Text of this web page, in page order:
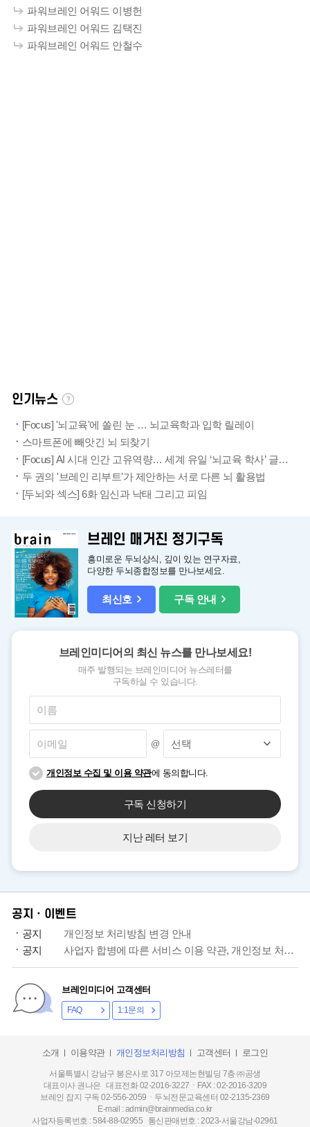
파워브레인 어워드 이병헌
파워브레인 어워드 김택진
파워브레인 어워드 안철수
인기뉴스
[Focus] '뇌교육'에 쏠린 눈 … 뇌교육학과 입학 릴레이
스마트폰에 빼앗긴 뇌 되찾기
[Focus] AI 시대 인간 고유역량… 세계 유일 ‘뇌교육 학사’ 글로벌사이버대학교 뇌교육학과 주목
두 권의 '브레인 리부트'가 제안하는 서로 다른 뇌 활용법
[두뇌와 섹스] 6화 임신과 낙태 그리고 피임
브레인 매거진 정기구독
흥미로운 두뇌상식, 깊이 있는 연구자료,
다양한 두뇌종합정보를 만나보세요.
최신호 구독 안내
브레인미디어의 최신 뉴스를 만나보세요!
매주 발행되는 브레인미디어 뉴스레터를
구독하실 수 있습니다.
@
개인정보 수집 및 이용 약관에 동의합니다.
구독 신청하기
지난 레터 보기
공지ㆍ이벤트
공지
개인정보 처리방침 변경 안내
공지
사업자 합병에 따른 서비스 이용 약관, 개인정보 처리방침 개정 안내
브레인미디어 고객센터
FAQ 1:1문의
소개 이용약관 개인정보처리방침 고객센터 로그인
서울특별시 강남구 봉은사로 317 아모제논현빌딩 7층 ㈜공생
대표이사 권나은 대표전화 02-2016-3227ㆍFAX : 02-2016-3209
브레인 잡지 구독 02-556-2059ㆍ두뇌전문교육센터 02-2135-2369
E-mail : admin@brainmedia.co.kr
사업자등록번호 : 584-88-02955 통신판매번호 : 2023-서울강남-02961